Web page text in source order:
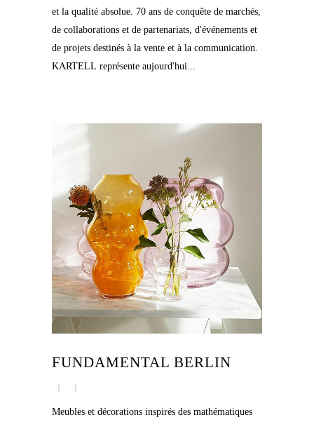
et la qualité absolue. 70 ans de conquête de marchés,
de collaborations et de partenariats, d'événements et
de projets destinés à la vente et à la communication.
KARTELL représente aujourd'hui...
FUNDAMENTAL BERLIN
Meubles et décorations inspirés des mathématiques